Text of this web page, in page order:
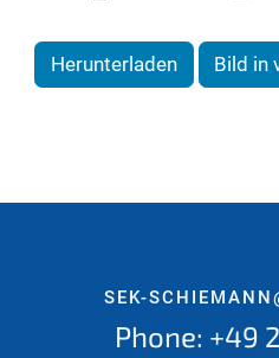
Herunterladen Bild in
SEK-
Phone: +49